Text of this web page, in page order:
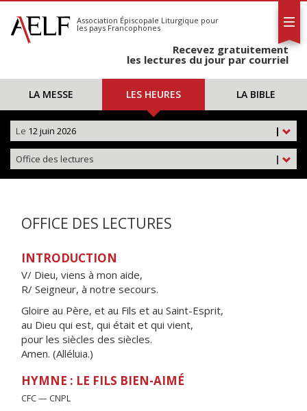
S'abonner
Calendrier
Association Épiscopale Liturgique pour
les pays Francophones
Recevez gratuitement
les lectures du jour par courriel
LA MESSE LES HEURES LA BIBLE
|
Le 12 juin 2026
|
Office des lectures
OFFICE DES LECTURES
INTRODUCTION
V/ Dieu, viens à mon aide,
R/ Seigneur, à notre secours.
Gloire au Père, et au Fils et au Saint-Esprit,
au Dieu qui est, qui était et qui vient,
pour les siècles des siècles.
Amen. (Alléluia.)
HYMNE : LE FILS BIEN-AIMÉ
CFC — CNPL